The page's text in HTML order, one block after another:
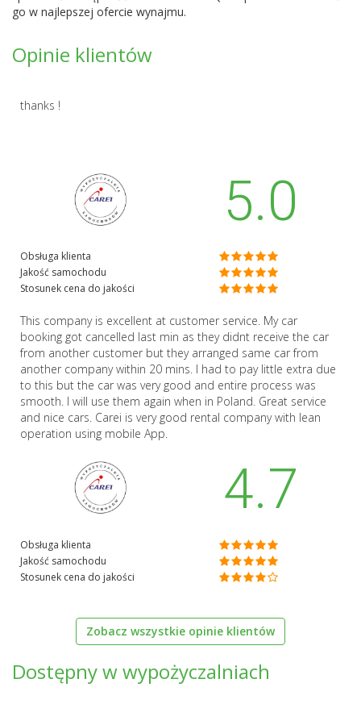
go w najlepszej ofercie wynajmu.
Opinie klientów
thanks !
5.0
Obsługa klienta
Jakość samochodu
Stosunek cena do jakości
This company is excellent at customer service. My car
booking got cancelled last min as they didnt receive the car
from another customer but they arranged same car from
another company within 20 mins. I had to pay little extra due
to this but the car was very good and entire process was
smooth. I will use them again when in Poland. Great service
and nice cars. Carei is very good rental company with lean
operation using mobile App.
4.7
Obsługa klienta
Jakość samochodu
Stosunek cena do jakości
Zobacz wszystkie opinie klientów
Dostępny w wypożyczalniach